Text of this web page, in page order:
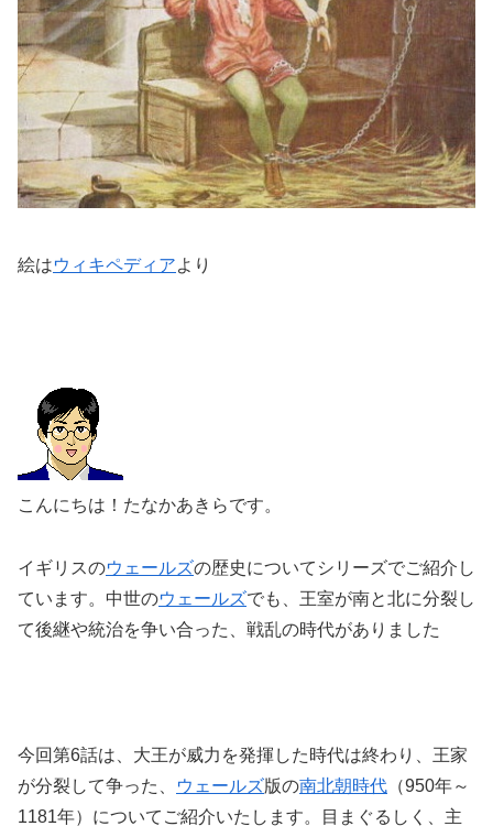
絵はウィキペディアより
こんにちは！たなかあきらです。
イギリスのウェールズの歴史についてシリーズでご紹介し
ています。中世のウェールズでも、王室が南と北に分裂し
て後継や統治を争い合った、戦乱の時代がありました
今回第6話は、大王が威力を発揮した時代は終わり、王家
が分裂して争った、
ウェールズ版の南北朝時代 （950年～
1181年）についてご紹介いたします。目まぐるしく、主